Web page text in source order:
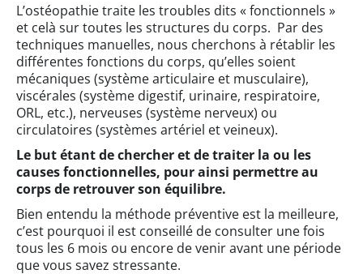
L’ostéopathie traite les troubles dits « fonctionnels »
et celà sur toutes les structures du corps. Par des
techniques manuelles, nous cherchons à rétablir les
différentes fonctions du corps, qu’elles soient
mécaniques (système articulaire et musculaire),
viscérales (système digestif, urinaire, respiratoire,
ORL, etc.), nerveuses (système nerveux) ou
circulatoires (systèmes artériel et veineux).
Le but étant de chercher et de traiter la ou les
causes fonctionnelles, pour ainsi permettre au
corps de retrouver son équilibre.
Bien entendu la méthode préventive est la meilleure,
c’est pourquoi il est conseillé de consulter une fois
tous les 6 mois ou encore de venir avant une période
que vous savez stressante.